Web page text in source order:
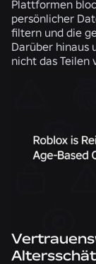
Plattformen
persönlicher
filtern und die
Darüber hinaus
nicht das Teilen